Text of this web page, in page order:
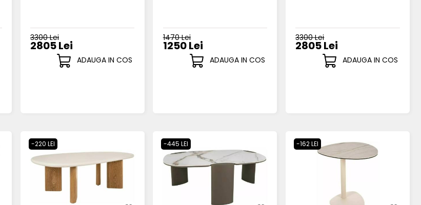
3300 Lei
2805 Lei
ADAUGA IN COS
1470 Lei
1250 Lei
ADAUGA IN COS
3300 Lei
2805 Lei
ADAUGA IN COS
-220 LEI -445 LEI -162 LEI